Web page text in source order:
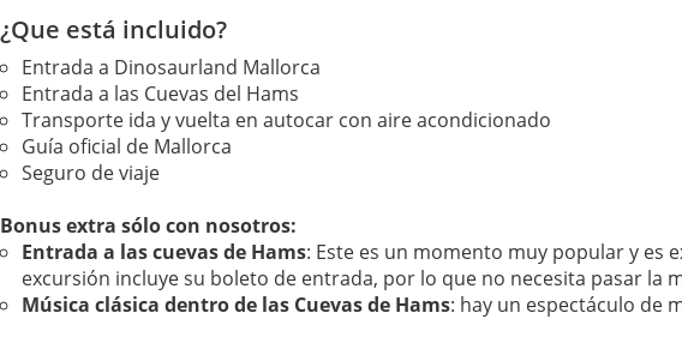
¿Que está incluido?
Entrada a Dinosaurland Mallorca
Entrada a las Cuevas del Hams
Transporte ida y vuelta en autocar con aire acondicionado
Guía oficial de Mallorca
Seguro de viaje
Bonus extra sólo con nosotros:
Entrada a las cuevas de Hams: Este es un momento muy popular y es
excursión incluye su boleto de entrada, por lo que no necesita pasar la
Música clásica dentro de las Cuevas de Hams: hay un espectáculo de